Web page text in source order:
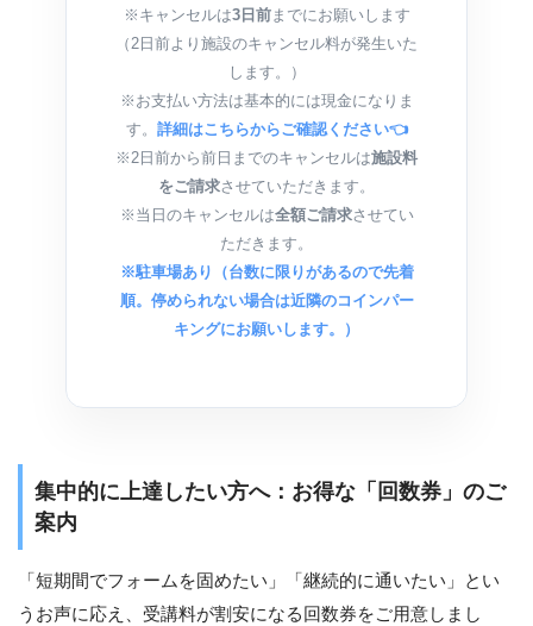
※キャンセルは3日前までにお願いします
（2日前より施設のキャンセル料が発生いた
します。）
※お支払い方法は基本的には現金になりま
す。 詳細はこちらからご確認ください👈
※2日前から前日までのキャンセルは施設料
をご請求させていただきます。
※当日のキャンセルは全額ご請求させてい
ただきます。
※駐車場あり（台数に限りがあるので先着
順。停められない場合は近隣のコインパー
キングにお願いします。）
集中的に上達したい方へ：お得な「回数券」のご
案内
「短期間でフォームを固めたい」「継続的に通いたい」とい
うお声に応え、受講料が割安になる回数券をご用意しまし